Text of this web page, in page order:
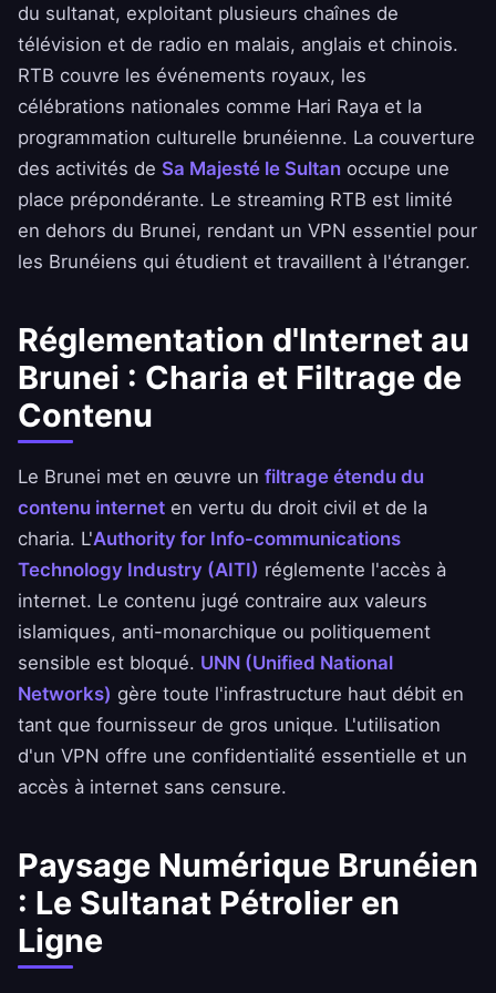
du sultanat, exploitant plusieurs chaînes de
télévision et de radio en malais, anglais et chinois.
RTB couvre les événements royaux, les
célébrations nationales comme Hari Raya et la
programmation culturelle brunéienne. La couverture
des activités de Sa Majesté le Sultan occupe une
place prépondérante. Le streaming RTB est limité
en dehors du Brunei, rendant un VPN essentiel pour
les Brunéiens qui étudient et travaillent à l'étranger.
Réglementation d'Internet au
Brunei : Charia et Filtrage de
Contenu
Le Brunei met en œuvre un filtrage étendu du
contenu internet en vertu du droit civil et de la
charia. L'Authority for Info-communications
Technology Industry (AITI) réglemente l'accès à
internet. Le contenu jugé contraire aux valeurs
islamiques, anti-monarchique ou politiquement
sensible est bloqué. UNN (Unified National
Networks) gère toute l'infrastructure haut débit en
tant que fournisseur de gros unique. L'utilisation
d'un VPN offre une confidentialité essentielle et un
accès à internet sans censure.
Paysage Numérique Brunéien
: Le Sultanat Pétrolier en
Ligne